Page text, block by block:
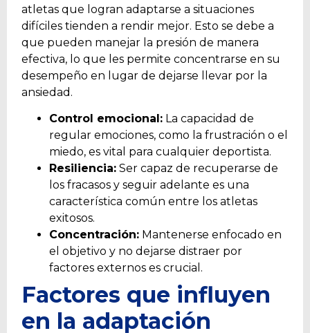
atletas que logran adaptarse a situaciones
difíciles tienden a rendir mejor. Esto se debe a
que pueden manejar la presión de manera
efectiva, lo que les permite concentrarse en su
desempeño en lugar de dejarse llevar por la
ansiedad.
Control emocional: La capacidad de
regular emociones, como la frustración o el
miedo, es vital para cualquier deportista.
Resiliencia: Ser capaz de recuperarse de
los fracasos y seguir adelante es una
característica común entre los atletas
exitosos.
Concentración: Mantenerse enfocado en
el objetivo y no dejarse distraer por
factores externos es crucial.
Factores que influyen
en la adaptación